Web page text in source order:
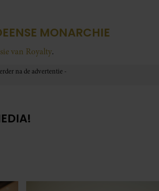
MONARCHIE
van Royalty.